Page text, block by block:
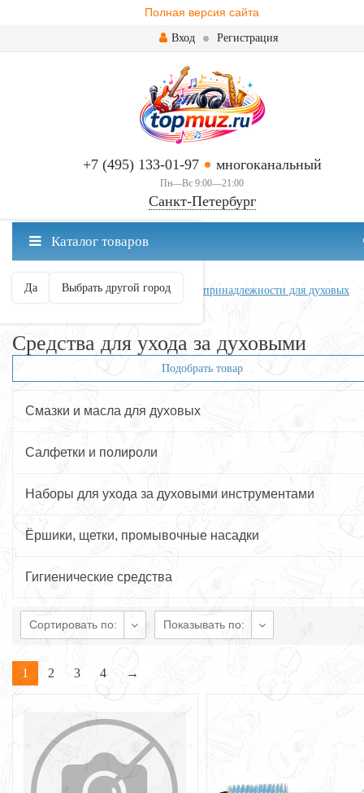
Полная версия сайта
Вход Регистрация
+7 (495) 133-01-97 многоканальный
Пн—Вс 9:00—21:00
Санкт-Петербург
Санкт-Петербург ваш город?
Да Выбрать другой город
Каталог товаров
Главная Духовые
Аксессуары и принадлежности для духовых
Средства для ухода за духовыми
Подобрать товар
Смазки и масла для духовых
Салфетки и полироли
Наборы для ухода за духовыми инструментами
Ёршики, щетки, промывочные насадки
Гигиенические средства
Сортировать по: Показывать по:
1 2 3 4 →